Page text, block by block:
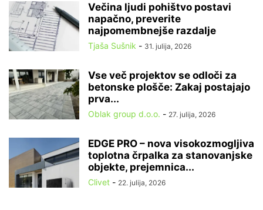
Večina ljudi pohištvo postavi
napačno, preverite
najpomembnejše razdalje
Tjaša Sušnik - 31. julija, 2026
Vse več projektov se odloči za
betonske plošče: Zakaj postajajo
prva...
Oblak group d.o.o. - 27. julija, 2026
EDGE PRO – nova visokozmogljiva
toplotna črpalka za stanovanjske
objekte, prejemnica...
Clivet - 22. julija, 2026